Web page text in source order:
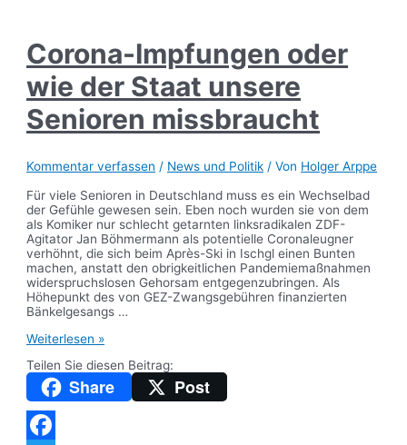
Corona-Impfungen oder
wie der Staat unsere
Senioren missbraucht
Kommentar verfassen / News und Politik / Von Holger Arppe
Für viele Senioren in Deutschland muss es ein Wechselbad
der Gefühle gewesen sein. Eben noch wurden sie von dem
als Komiker nur schlecht getarnten linksradikalen ZDF-
Agitator Jan Böhmermann als potentielle Coronaleugner
verhöhnt, die sich beim Après-Ski in Ischgl einen Bunten
machen, anstatt den obrigkeitlichen Pandemiemaßnahmen
widerspruchslosen Gehorsam entgegenzubringen. Als
Höhepunkt des von GEZ-Zwangsgebühren finanzierten
Bänkelgesangs …
Corona-
oder
wie
der
Staat
unsere
Senioren
Weiterlesen »
Teilen Sie diesen Beitrag:
Share Post